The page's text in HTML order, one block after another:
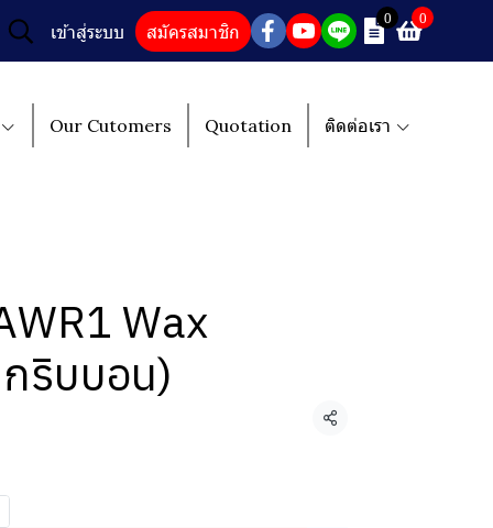
เข้าสู่ระบบ สมัครสมาชิก
0 0
Our Cutomers Quotation ติดต่อเรา
Wax
ริบบอน)
แชร์